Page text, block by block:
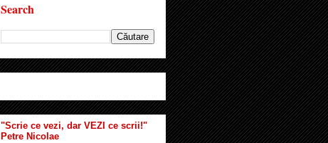
Search
"Scrie ce vezi, dar VEZI ce scrii!"
Petre Nicolae